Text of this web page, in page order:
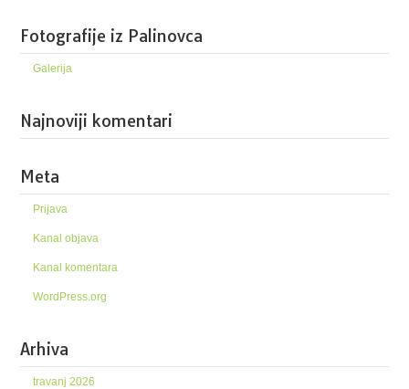
Fotografije iz Palinovca
Galerija
Najnoviji komentari
Meta
Prijava
Kanal objava
Kanal komentara
WordPress.org
Arhiva
travanj 2026